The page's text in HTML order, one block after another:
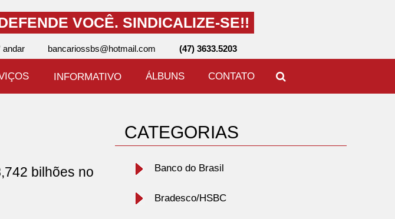
VOCÊ. SINDICALIZE-SE!!
andar bancariossbs@hotmail.com (47) 3633.5203
INFORMATIVO ÁLBUNS CONTATO
bilhões no
CATEGORIAS
Banco do Brasil
Bradesco/HSBC